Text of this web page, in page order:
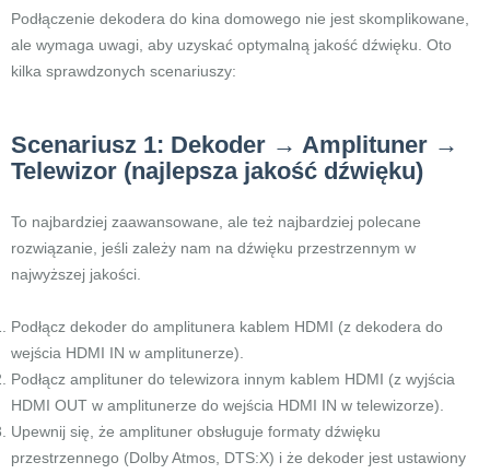
Podłączenie dekodera do kina domowego nie jest skomplikowane,
ale wymaga uwagi, aby uzyskać optymalną jakość dźwięku. Oto
kilka sprawdzonych scenariuszy:
Scenariusz 1: Dekoder → Amplituner →
Telewizor (najlepsza jakość dźwięku)
To najbardziej zaawansowane, ale też najbardziej polecane
rozwiązanie, jeśli zależy nam na dźwięku przestrzennym w
najwyższej jakości.
Podłącz dekoder do amplitunera kablem HDMI (z dekodera do
wejścia HDMI IN w amplitunerze).
Podłącz amplituner do telewizora innym kablem HDMI (z wyjścia
HDMI OUT w amplitunerze do wejścia HDMI IN w telewizorze).
Upewnij się, że amplituner obsługuje formaty dźwięku
przestrzennego (Dolby Atmos, DTS:X) i że dekoder jest ustawiony